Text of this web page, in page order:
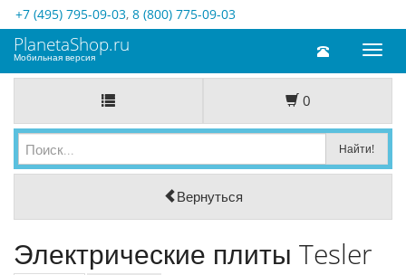
+7 (495) 795-09-03, 8 (800) 775-09-03
Toggle
PlanetaShop.ru
Мобильная версия
0
Вернуться
Электрические плиты Tesler